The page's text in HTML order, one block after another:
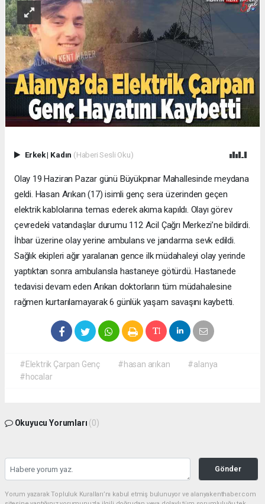
Erkek| Kadın (Haberi Sesli Oku)
Olay 19 Haziran Pazar günü Büyükpınar Mahallesinde meydana
geldi. Hasan Arıkan (17) isimli genç sera üzerinden geçen
elektrik kablolarına temas ederek akıma kapıldı. Olayı görev
çevredeki vatandaşlar durumu 112 Acil Çağrı Merkezi’ne bildirdi.
İhbar üzerine olay yerine ambulans ve jandarma sevk edildi.
Sağlık ekipleri ağır yaralanan gence ilk müdahaleyi olay yerinde
yaptıktan sonra ambulansla hastaneye götürdü. Hastanede
tedavisi devam eden Arıkan doktorların tüm müdahalesine
rağmen kurtarılamayarak 6 günlük yaşam savaşını kaybetti.
#Elektrik Çarpan Genç #hasan arıkan
#alanya
#hocalar
Okuyucu Yorumları (0)
Gönder
Yorum yazarak Topluluk Kuralları’nı kabul etmiş bulunuyor ve alanyakenthaber.com